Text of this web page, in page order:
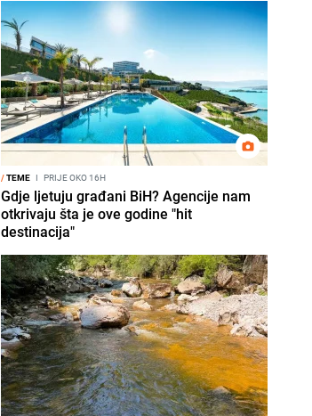
/TEME I PRIJE OKO 16H
Gdje ljetuju građani BiH? Agencije nam
otkrivaju šta je ove godine "hit
destinacija"